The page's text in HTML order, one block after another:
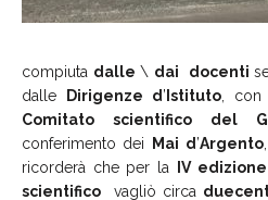
compiuta dalle \ dai docenti
dalle
Dirigenze d ’ Istituto ,
Comitato
scientifico del
conferimento dei
Mai d ’Argento
ricorderà che per la
IV edizione
scientifico vagliò circa